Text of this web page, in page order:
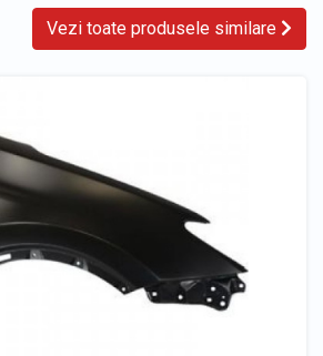
Vezi toate produsele similare